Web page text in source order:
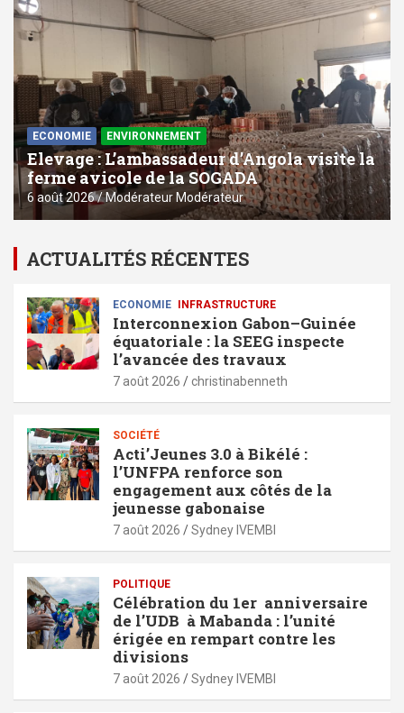
ECONOMIE ENVIRONNEMENT
Elevage : L’ambassadeur d’Angola visite la
ferme avicole de la SOGADA
6 août 2026 Modérateur Modérateur
ACTUALITÉS RÉCENTES
ECONOMIE ⁠INFRASTRUCTURE
Interconnexion Gabon–Guinée
équatoriale : la SEEG inspecte
l’avancée des travaux
7 août 2026 christinabenneth
SOCIÉTÉ
Acti’Jeunes 3.0 à Bikélé :
l’UNFPA renforce son
engagement aux côtés de la
jeunesse gabonaise
7 août 2026 Sydney IVEMBI
POLITIQUE
Célébration du 1er anniversaire
de l’UDB à Mabanda : l’unité
érigée en rempart contre les
divisions
7 août 2026 Sydney IVEMBI